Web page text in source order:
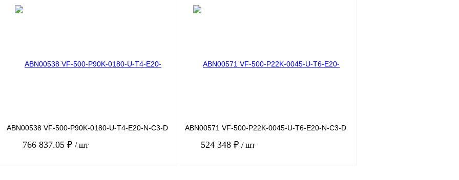
ABN00538 VF-500-P90K-0180-U-T4-E20-N-C3-D
766 837.05 ₽ / шт
ABN00571 VF-500-P22K-0045-U-T6-E20-N-C3-D
524 348 ₽ / шт